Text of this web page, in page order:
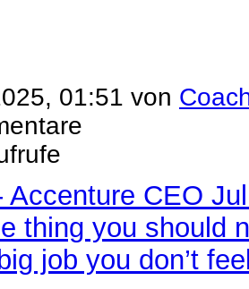
01:51 von
Accenture CEO
thing you should
job you don’t